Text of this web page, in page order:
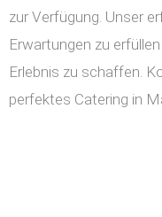
zur Verfügung. Unser
Erwartungen zu
Erlebnis zu schaffen.
perfektes Catering in